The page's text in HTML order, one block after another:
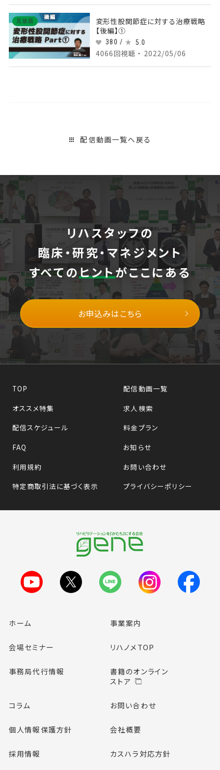
見放題
変形性股関節症に対する治療戦略
【後編】①
380 / 5.0
4066回視聴 ・ 2022/05/06
配信動画一覧へ戻る
リハスタッフの
臨床・研究・マネジメント
すべてのヒントがここにある
お申込みはこちら
TOP
配信動画一覧
オススメ特集
求人検索
配信スケジュール
料金プラン
FAQ
お知らせ
利用規約
お問い合わせ
特定商取引法に基づく表示
プライバシーポリシー
ホーム 事業案内
会場セミナー リハノメTOP
事務局代行情報
書籍のオンライン
ストア
コラム お問い合わせ
個人情報保護方針 会社概要
採用情報 カスハラ対応方針